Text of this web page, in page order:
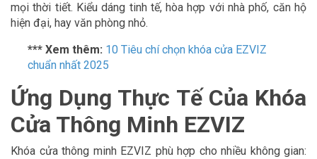
mọi thời tiết. Kiểu dáng tinh tế, hòa hợp với nhà phố, căn hộ
hiện đại, hay văn phòng nhỏ.
*** Xem thêm: 10 Tiêu chí chọn khóa cửa EZVIZ
chuẩn nhất 2025
Ứng Dụng Thực Tế Của Khóa
Cửa Thông Minh EZVIZ
Khóa cửa thông minh EZVIZ phù hợp cho nhiều không gian: